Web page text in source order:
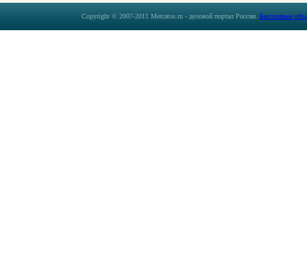
Copyright © 2007-2011 Mercatos.ru - деловой портал России. Бесплатные